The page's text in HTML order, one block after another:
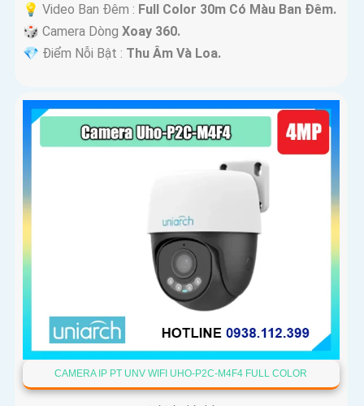
💡 Video Ban Đêm : Full Color 30m Có Màu Ban Ðêm.
🎲 Camera Dòng Xoay 360.
️💎 Điểm Nỗi Bật : Thu Âm Và Loa.
CAMERA IP PT UNV WIFI UHO-P2C-M4F4 FULL COLOR